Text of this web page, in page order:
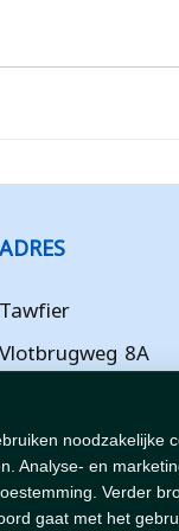
noodzakelijke
Analyse- en
Verder
gaat met het
ADRES
Tawfier
Vlotbrugweg 8A
Flevoland
NL